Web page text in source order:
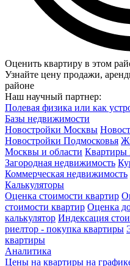
Оценить квартиру в этом
Узнайте цену продажи,
районе
Наш научный партнер:
Полевая физика или как
Базы недвижимости
Новостройки Москвы
Новостройки Подмосковья
Москвы и области Квартиры
Загородная недвижимость
Коммерческая недвижимость
Калькуляторы
Оценка стоимости квартир
стоимости квартир Оценка
калькулятор Индексация
риелтор - покупка квартиры
квартиры
Аналитика
Цены на квартиры на